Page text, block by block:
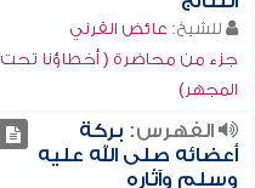
للشيخ: عائض القرني
جزء من محاضرة ( أخطاؤنا تحت
المجهر)
الفهرس: بركة
أعضائه صلى الله عليه
وسلم وآثاره